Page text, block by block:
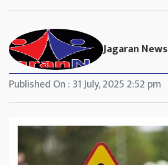
Jagaran News
Published On : 31 July, 2025 2:52 pm